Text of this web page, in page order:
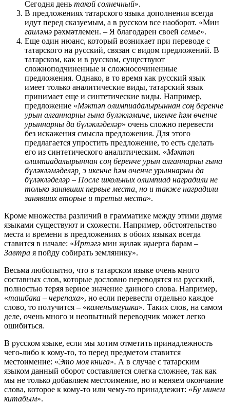
Сегодня день такой солнечный».
В предложениях татарского языка дополнения всегда
идут перед сказуемым, а в русском все наоборот. «Мин
гаиләмә рәхмәтлемен. – Я благодарен своей семье».
Еще один нюанс, который возникает при переводе с
татарского на русский, связан с видом предложений. В
татарском, как и в русском, существуют
сложноподчиненные и сложносочиненные
предложения. Однако, в то время как русский язык
имеет только аналитические виды, татарский язык
принимает еще и синтетические виды. Например,
предложение «Мәктәп олимпиадалырыннан соң беренче
урын алганнарны гына бүләкләмиче, икенче һәм өченче
урыннарны да бүләкләделәр» очень сложно перевести
без искажения смысла предложения. Для этого
предлагается упростить предложение, то есть сделать
его из синтетического аналитическим. «Мәктәп
олимпиадалырыннан соң беренче урын алганнарны гына
бүләкләмәделәр, э икенче һәм өченче урыннарны да
бүләкләделәр – После школьных олимпиад наградили не
только занявших первые места, но и также наградили
занявших вторые и третьи места».
Кроме множества различий в грамматике между этими двумя
языками существуют и схожести. Например, обстоятельство
места и времени в предложениях в обоих языках всегда
ставится в начале: «Иртәгә мин җиләк җыерга барам –
Завтра я пойду собирать землянику».
Весьма любопытно, что в татарском языке очень много
составных слов, которые дословно переводятся на русский,
полностью теряя верное значение данного слова. Например,
«ташбака – черепаха», но если перевести отдельно каждое
слово, то получится – «каменьлягушка». Таких слов, на самом
деле, очень много и неопытный переводчик может легко
ошибиться.
В русском языке, если мы хотим отметить принадлежность
чего-либо к кому-то, то перед предметом ставится
местоимение: «Это моя книга». А в случае с татарским
языком данный оборот составляется слегка сложнее, так как
мы не только добавляем местоимение, но и меняем окончание
слова, которое к кому-то или чему-то принадлежит: «Бу минем
китабым».